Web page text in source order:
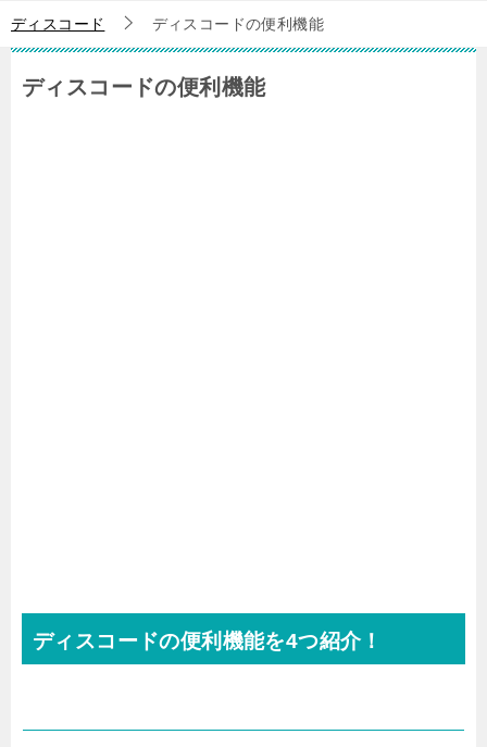
ディスコード ディスコードの便利機能
ディスコードの便利機能
ディスコードの便利機能を4つ紹介！